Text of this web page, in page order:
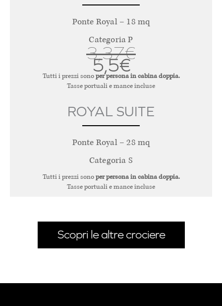
Ponte Royal – 18 mq
Categoria P
3,37€
5,5€
Tutti i prezzi sonoper persona in cabina doppia.
Tasse portuali e mance incluse
ROYAL SUITE
Ponte Royal – 28 mq
Categoria S
Tutti i prezzi sonoper persona in cabina doppia.
Tasse portuali e mance incluse
Scopri le altre crociere